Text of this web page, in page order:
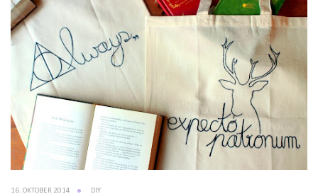
16. OKTOBER 2014 DIY